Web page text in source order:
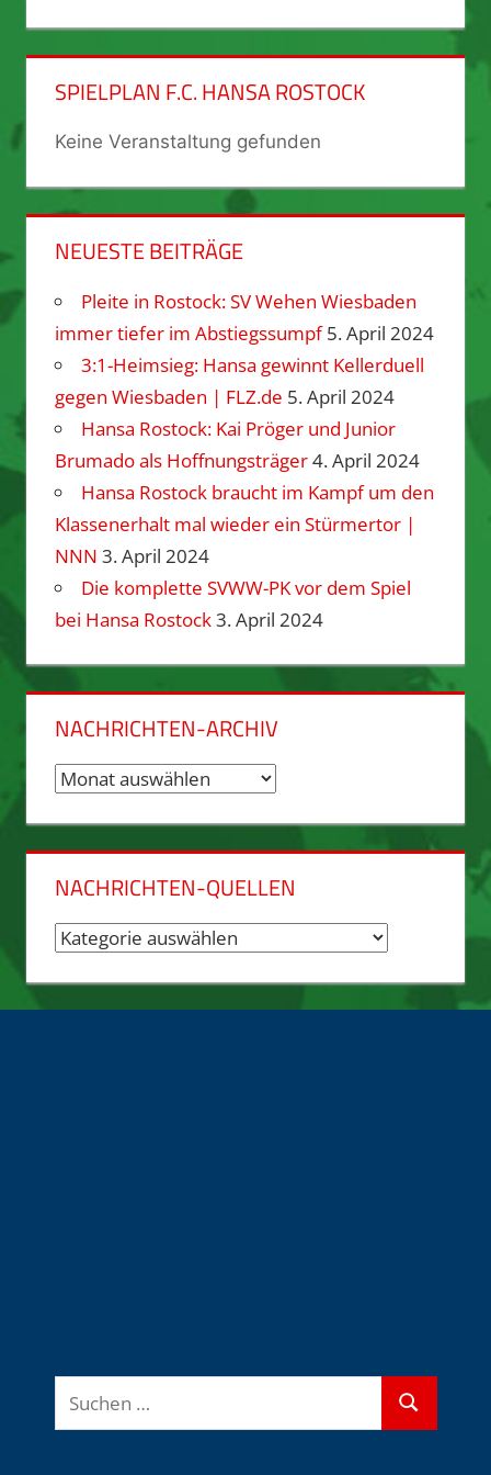
SPIELPLAN F.C. HANSA ROSTOCK
Keine Veranstaltung gefunden
NEUESTE BEITRÄGE
Pleite in Rostock: SV Wehen Wiesbaden
immer tiefer im Abstiegssumpf 5. April 2024
3:1-Heimsieg: Hansa gewinnt Kellerduell
gegen Wiesbaden | FLZ.de 5. April 2024
Hansa Rostock: Kai Pröger und Junior
Brumado als Hoffnungsträger4. April 2024
Hansa Rostock braucht im Kampf um den
Klassenerhalt mal wieder ein Stürmertor |
NNN 3. April 2024
Die komplette SVWW-PK vor dem Spiel
bei Hansa Rostock3. April 2024
NACHRICHTEN-ARCHIV
Nachrichten-
NACHRICHTEN-QUELLEN
Nachrichten-
Suchen
nach:
Suchen